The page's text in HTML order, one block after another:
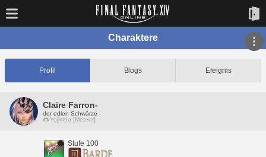
Charaktere
Profil Blogs Ereignis
Claire Farron-
der edlen Schwärze
Yojimbo [Meteor]
Stufe 100